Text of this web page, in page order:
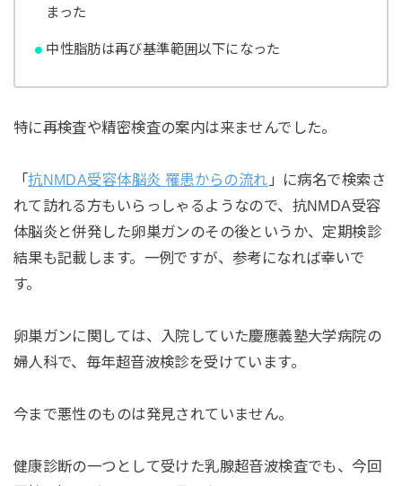
まった
中性脂肪は再び基準範囲以下になった
特に再検査や精密検査の案内は来ませんでした。
「抗NMDA受容体脳炎 罹患からの流れ 」に病名で検索さ
れて訪れる方もいらっしゃるようなので、抗NMDA受容
体脳炎と併発した卵巣ガンのその後というか、定期検診
結果も記載します。一例ですが、参考になれば幸いで
す。
卵巣ガンに関しては、入院していた慶應義塾大学病院の
婦人科で、毎年超音波検診を受けています。
今まで悪性のものは発見されていません。
健康診断の一つとして受けた乳腺超音波検査でも、今回